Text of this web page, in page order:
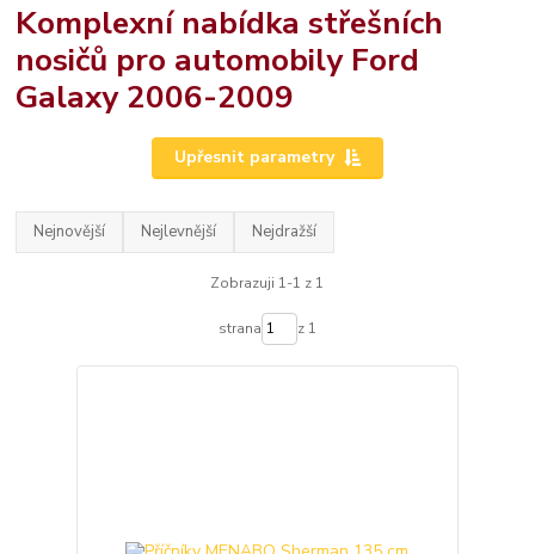
Komplexní nabídka střešních
nosičů pro automobily Ford
Galaxy 2006-2009
Upřesnit parametry
Nejnovější Nejlevnější Nejdražší
Zobrazuji 1-1 z 1
strana z 1